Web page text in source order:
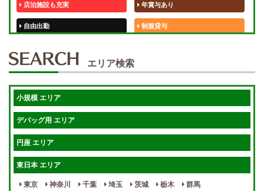
店泊施設も充実 年賞与あり
自由出勤 制服貸与
短期OK 入店祝金あり
週1～OK 健全店で安心！
宿泊相談可 保証制度完備
指名料100％バック！ 寮完備
エリア検索
小規模 エリア
デバッグ用 エリア
円座 エリア
東日本 エリア
東京 神奈川 千葉 埼玉 茨城 栃木 群馬